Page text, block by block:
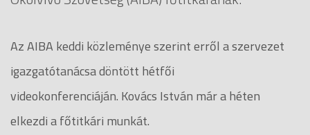
Az AIBA keddi közleménye szerint erről a szervezet
igazgatótanácsa döntött hétfői
videokonferenciáján. Kovács István már a héten
elkezdi a főtitkári munkát.